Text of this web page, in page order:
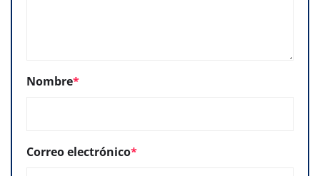
Nombre*
Correo electrónico*